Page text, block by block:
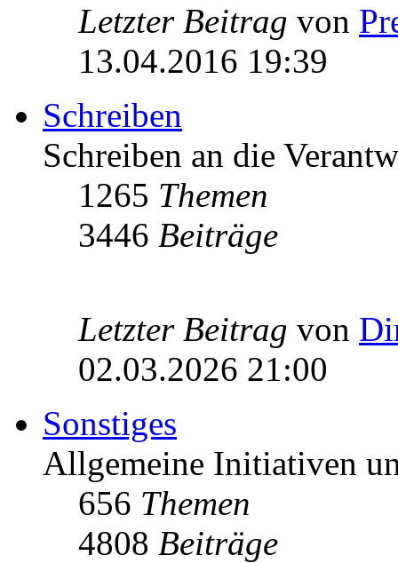
Letzter Beitrag von
13.04.2016 19:39
Schreiben
Schreiben an die
1265 Themen
3446 Beiträge
Letzter Beitrag von
02.03.2026 21:00
Sonstiges
Allgemeine Initiativen
656 Themen
4808 Beiträge